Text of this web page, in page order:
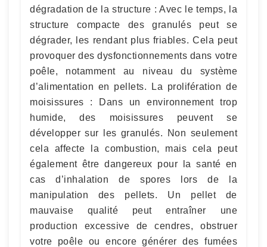
dégradation de la structure : Avec le temps, la
structure compacte des granulés peut se
dégrader, les rendant plus friables. Cela peut
provoquer des dysfonctionnements dans votre
poêle, notamment au niveau du système
d’alimentation en pellets. La prolifération de
moisissures : Dans un environnement trop
humide, des moisissures peuvent se
développer sur les granulés. Non seulement
cela affecte la combustion, mais cela peut
également être dangereux pour la santé en
cas d’inhalation de spores lors de la
manipulation des pellets. Un pellet de
mauvaise qualité peut entraîner une
production excessive de cendres, obstruer
votre poêle ou encore générer des fumées